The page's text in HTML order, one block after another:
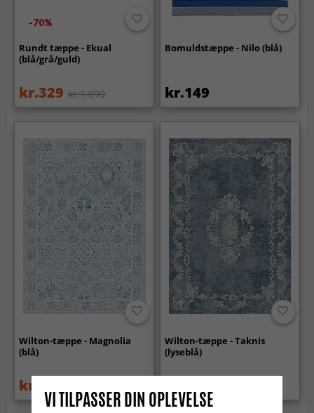
-70%
Rundt tæppe - Ekual
(blå/grå/guld)
kr.329 kr.1 099
Bomuldstæppe - Nilo (blå)
kr.149
Wilton-tæppe - Magnolia
(blå)
kr.739
Wilton-tæppe - Taknis
(lyseblå)
VI TILPASSER DIN OPLEVELSE